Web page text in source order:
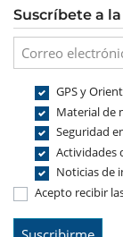
Suscríbete a
GPS y
Material de
Seguridad
Actividades
Noticias de
Acepto recibir